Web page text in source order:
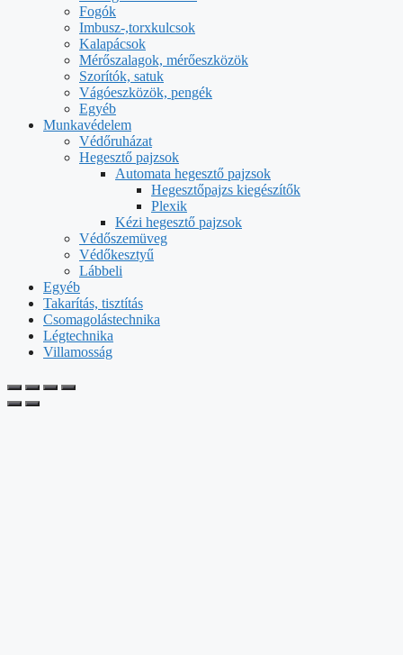
Fogók
Imbusz-,torxkulcsok
Kalapácsok
Mérőszalagok, mérőeszközök
Szorítók, satuk
Vágóeszközök, pengék
Egyéb
Munkavédelem
Védőruházat
Hegesztő pajzsok
Automata hegesztő pajzsok
Hegesztőpajzs kiegészítők
Plexik
Kézi hegesztő pajzsok
Védőszemüveg
Védőkesztyű
Lábbeli
Egyéb
Takarítás, tisztítás
Csomagolástechnika
Légtechnika
Villamosság